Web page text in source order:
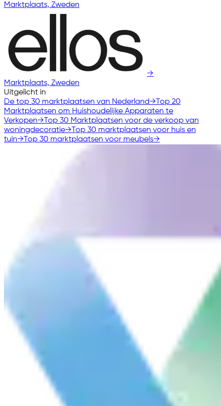
Marktplaats, Zweden
→
Marktplaats, Zweden
Uitgelicht in
De top 30 marktplaatsen van Nederland→ Top 20
Marktplaatsen om Huishoudelijke Apparaten te
Verkopen→ Top 30 Marktplaatsen voor de verkoop van
woningdecoratie→ Top 30 marktplaatsen voor huis en
tuin→ Top 30 marktplaatsen voor meubels→